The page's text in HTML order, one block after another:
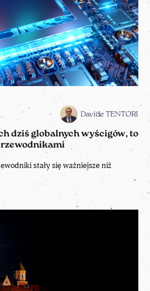
Davide TENTORI
dziś globalnych wyścigów, to
stały się ważniejsze niż